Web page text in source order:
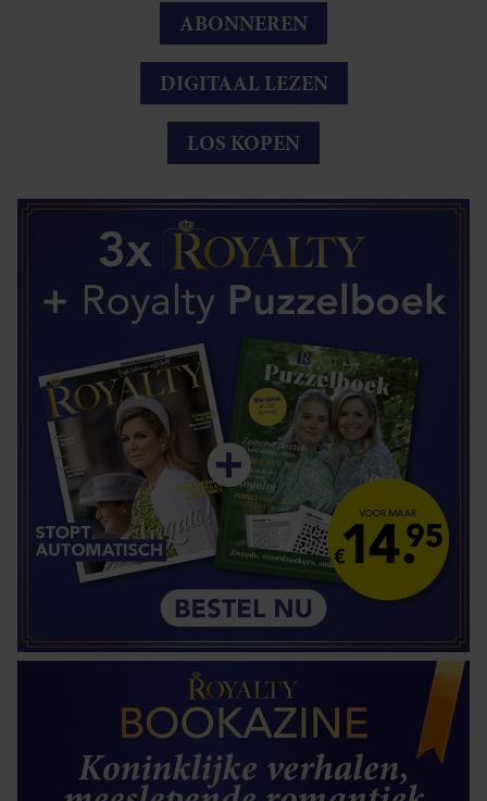
ABONNEREN
DIGITAAL LEZEN
LOS KOPEN